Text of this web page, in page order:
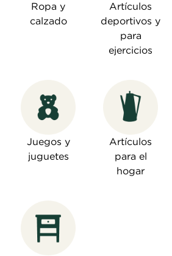
Ropa y
calzado
Artículos
deportivos y
para
ejercicios
Juegos y
juguetes
Artículos
para el
hogar